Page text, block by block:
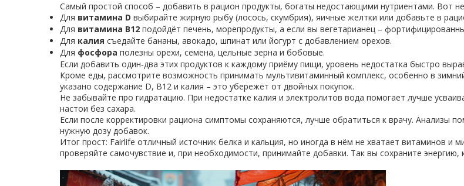
Самый простой способ – добавить в рацион продукты, богаты недостающими нутриентами. Вот
Для витамина D выбирайте жирную рыбу (лосось, скумбрия), яичные желтки или добавьте в
Для витамина B12 подойдёт печень, морепродукты, а если вы вегетарианец –
Для калия съедайте бананы, авокадо, шпинат или йогурт с добавлением орехов.
Для фосфора полезны орехи, семена, цельные зерна и бобовые.
Если добавить один‑два этих продуктов к каждому приёму пищи, уровень недостатка быстро
Кроме еды, рассмотрите возможность принимать мультивитаминный комплекс, особенно в
указано содержание D, B12 и калия – это убережёт от двойных покупок.
Не забывайте про гидратацию. При недостатке калия и электролитов вода помогает лучше
настои без сахара.
Если после корректировки рациона симптомы сохраняются, лучше обратиться к врачу. Анализы
нужную дозу добавок.
Итог прост: Fairlife отличный источник белка и кальция, но иногда в нём не хватает витаминов и
проверяйте самочувствие и, при необходимости, принимайте добавки. Так вы сохраните